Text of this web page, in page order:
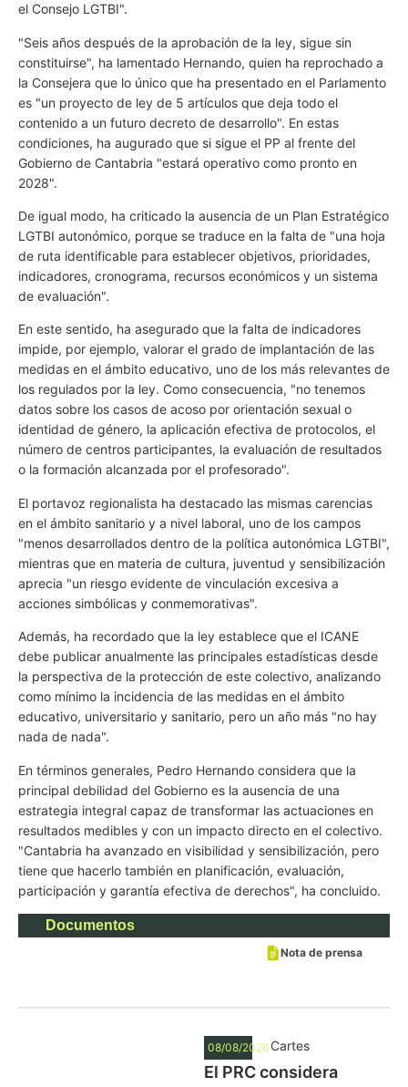
el Consejo LGTBI".
"Seis años después de la aprobación de la ley, sigue sin
constituirse", ha lamentado Hernando, quien ha reprochado a
la Consejera que lo único que ha presentado en el Parlamento
es "un proyecto de ley de 5 artículos que deja todo el
contenido a un futuro decreto de desarrollo". En estas
condiciones, ha augurado que si sigue el PP al frente del
Gobierno de Cantabria "estará operativo como pronto en
2028".
De igual modo, ha criticado la ausencia de un Plan Estratégico
LGTBI autonómico, porque se traduce en la falta de "una hoja
de ruta identificable para establecer objetivos, prioridades,
indicadores, cronograma, recursos económicos y un sistema
de evaluación".
En este sentido, ha asegurado que la falta de indicadores
impide, por ejemplo, valorar el grado de implantación de las
medidas en el ámbito educativo, uno de los más relevantes de
los regulados por la ley. Como consecuencia, "no tenemos
datos sobre los casos de acoso por orientación sexual o
identidad de género, la aplicación efectiva de protocolos, el
número de centros participantes, la evaluación de resultados
o la formación alcanzada por el profesorado".
El portavoz regionalista ha destacado las mismas carencias
en el ámbito sanitario y a nivel laboral, uno de los campos
"menos desarrollados dentro de la política autonómica LGTBI",
mientras que en materia de cultura, juventud y sensibilización
aprecia "un riesgo evidente de vinculación excesiva a
acciones simbólicas y conmemorativas".
Además, ha recordado que la ley establece que el ICANE
debe publicar anualmente las principales estadísticas desde
la perspectiva de la protección de este colectivo, analizando
como mínimo la incidencia de las medidas en el ámbito
educativo, universitario y sanitario, pero un año más "no hay
nada de nada".
En términos generales, Pedro Hernando considera que la
principal debilidad del Gobierno es la ausencia de una
estrategia integral capaz de transformar las actuaciones en
resultados medibles y con un impacto directo en el colectivo.
"Cantabria ha avanzado en visibilidad y sensibilización, pero
tiene que hacerlo también en planificación, evaluación,
participación y garantía efectiva de derechos", ha concluido.
Documentos
Nota de prensa
08/08/2026 Cartes
El PRC considera